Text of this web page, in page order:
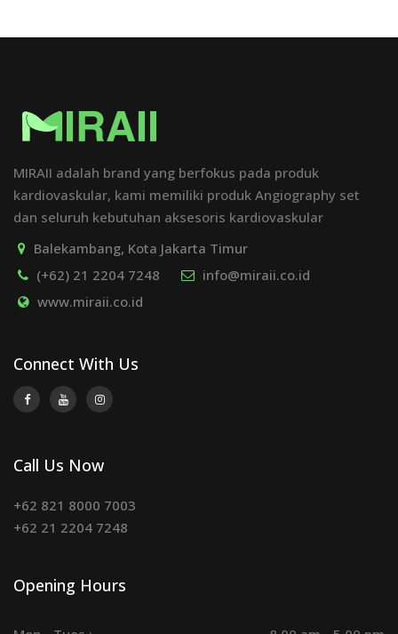
MIRAII adalah brand yang berfokus pada produk
kardiovaskular, kami memiliki produk Angiography set
dan seluruh kebutuhan aksesoris kardiovaskular
Balekambang, Kota Jakarta Timur
(+62) 21 2204 7248
info@miraii.co.id
www.miraii.co.id
Connect With Us
Call Us Now
+62 821 8000 7003
+62 21 2204 7248
Opening Hours